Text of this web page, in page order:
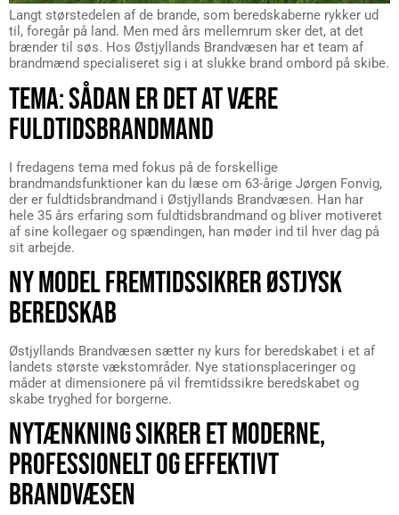
Langt størstedelen af de brande, som beredskaberne rykker ud
til, foregår på land. Men med års mellemrum sker det, at det
brænder til søs. Hos Østjyllands Brandvæsen har et team af
brandmænd specialiseret sig i at slukke brand ombord på skibe.
TEMA: SÅDAN ER DET AT VÆRE
FULDTIDSBRANDMAND
I fredagens tema med fokus på de forskellige
brandmandsfunktioner kan du læse om 63-årige Jørgen Fonvig,
der er fuldtidsbrandmand i Østjyllands Brandvæsen. Han har
hele 35 års erfaring som fuldtidsbrandmand og bliver motiveret
af sine kollegaer og spændingen, han møder ind til hver dag på
sit arbejde.
NY MODEL FREMTIDSSIKRER ØSTJYSK
BEREDSKAB
Østjyllands Brandvæsen sætter ny kurs for beredskabet i et af
landets største vækstområder. Nye stationsplaceringer og
måder at dimensionere på vil fremtidssikre beredskabet og
skabe tryghed for borgerne.
NYTÆNKNING SIKRER ET MODERNE,
PROFESSIONELT OG EFFEKTIVT
BRANDVÆSEN